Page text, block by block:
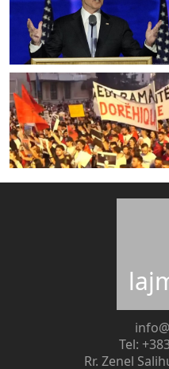
Tel:
Rr. Zenel